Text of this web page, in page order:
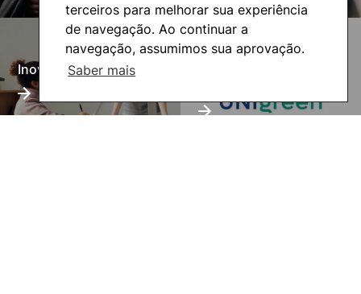
terceiros para melhorar sua experiência
de navegação. Ao continuar a
navegação, assumimos sua aprovação.
Saber mais
Inovação Pedagógica
UNIgreen- The green